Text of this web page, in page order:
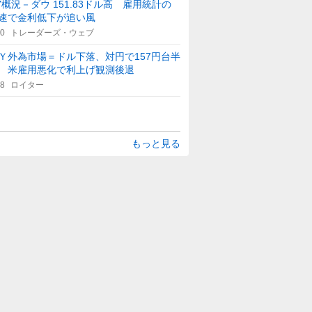
概況－ダウ 151.83ドル高 雇用統計の
で金利低下が追い風
トレーダーズ・ウェブ
外為市場＝ドル下落、対円で157円台半
雇用悪化で利上げ観測後退
ロイター
もっと見る